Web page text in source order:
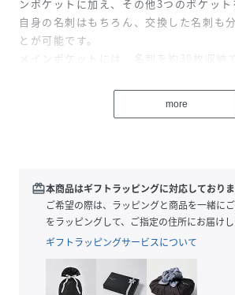
ンポケットに加え、その他3つのポケッ
自身の名刺はもちろん、交換した名刺も
とが可能です。
メインポケットには、名刺を約30枚収納
【限定カラー・キングスコレクション】
英国王室御用達ブランド「エッティンガ
れる鮮やかなカラーが魅力です。
ロゴはシルバー。英国紳士が肌身離さず
のスターリングシルバーからイメージしま
スターリングには「本物」「立派な」「
味が込められています。
more
redeem本商品はギフトラッピングに対応しておりま
ご希望の際は、ラッピングと商品を一緒に
をラッピングして、ご指定の住所にお届けし
ギフトラッピングサービスについて